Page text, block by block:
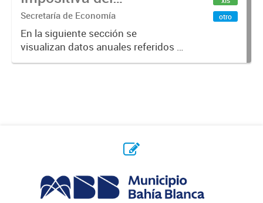
Municipio. Año 2023
Secretaría de Economía
En la siguiente sección se
visualizan datos anuales referidos a
la transparencia fiscal e impositiva
otro